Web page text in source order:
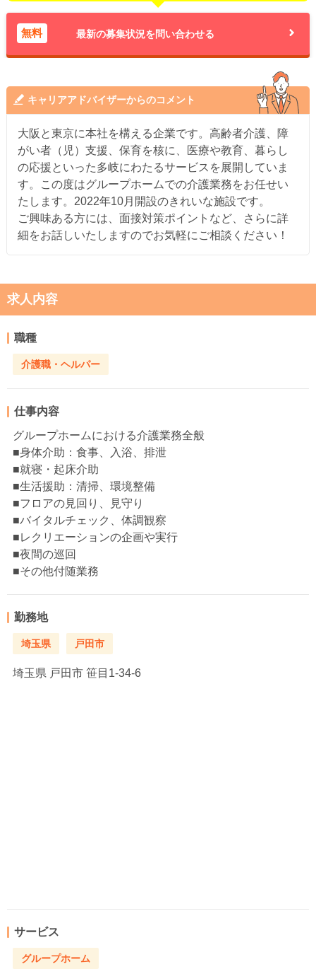
無料 最新の募集状況を問い合わせる
キャリアアドバイザーからのコメント
大阪と東京に本社を構える企業です。高齢者介護、障
がい者（児）支援、保育を核に、医療や教育、暮らし
の応援といった多岐にわたるサービスを展開していま
す。この度はグループホームでの介護業務をお任せい
たします。2022年10月開設のきれいな施設です。
ご興味ある方には、面接対策ポイントなど、さらに詳
細をお話しいたしますのでお気軽にご相談ください！
求人内容
職種
介護職・ヘルパー
仕事内容
グループホームにおける介護業務全般
■身体介助：食事、入浴、排泄
■就寝・起床介助
■生活援助：清掃、環境整備
■フロアの見回り、見守り
■バイタルチェック、体調観察
■レクリエーションの企画や実行
■夜間の巡回
■その他付随業務
勤務地
埼玉県 戸田市
埼玉県 戸田市 笹目1-34-6
サービス
グループホーム